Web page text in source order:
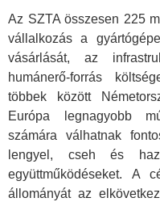
Az SZTA összesen 225
vállalkozás a
vásárlását, az
humánerő-forrás
többek között
Európa legnagyobb
számára válhatnak
lengyel, cseh és
együttműködéseket. A
állományát az